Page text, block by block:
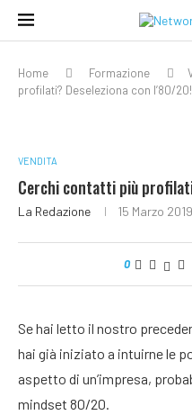
Home Formazione
profilati? Deseleziona con l’80/20!
VENDITA
Cerchi contatti più
La Redazione 15 Marzo 2019
0
Se hai letto il nostro
hai già iniziato a intuirne le
aspetto di un’impresa,
mindset 80/20.